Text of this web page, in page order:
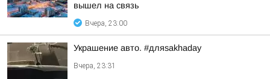
вышел на связь
Вчера, 23:00
Украшение авто. #дляsakhaday
Вчера, 23:31